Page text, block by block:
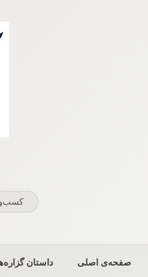
صفحه‌ی اصلی داستان